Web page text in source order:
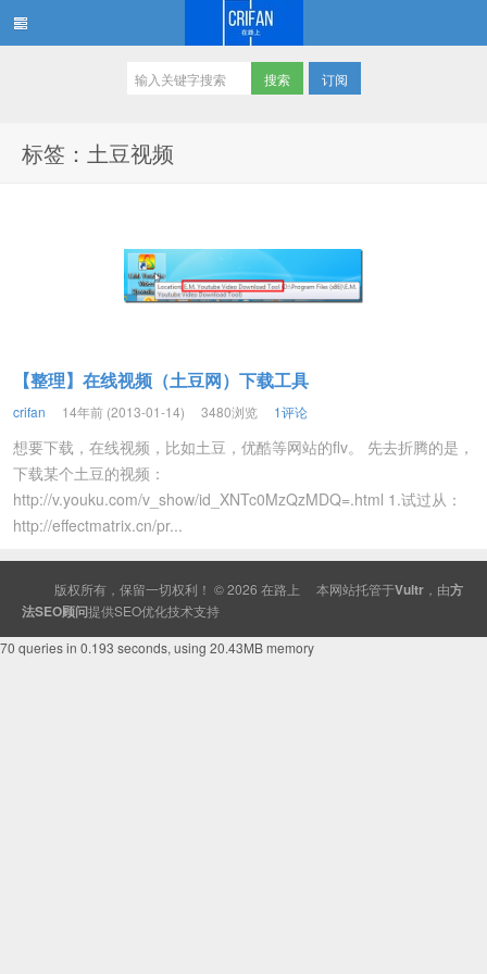
订阅
标签：土豆视频
【整理】在线视频（土豆网）下载工具
crifan 14年前 (2013-01-14) 3480浏览 1评论
想要下载，在线视频，比如土豆，优酷等网站的flv。 先去折腾的是，
下载某个土豆的视频：
http://v.youku.com/v_show/id_XNTc0MzQzMDQ=.html 1.试过从：
http://effectmatrix.cn/pr...
版权所有，保留一切权利！ © 2026 在路上 本网站托管于Vultr ，由方
法SEO顾问提供SEO优化技术支持
70 queries in 0.193 seconds, using 20.43MB memory